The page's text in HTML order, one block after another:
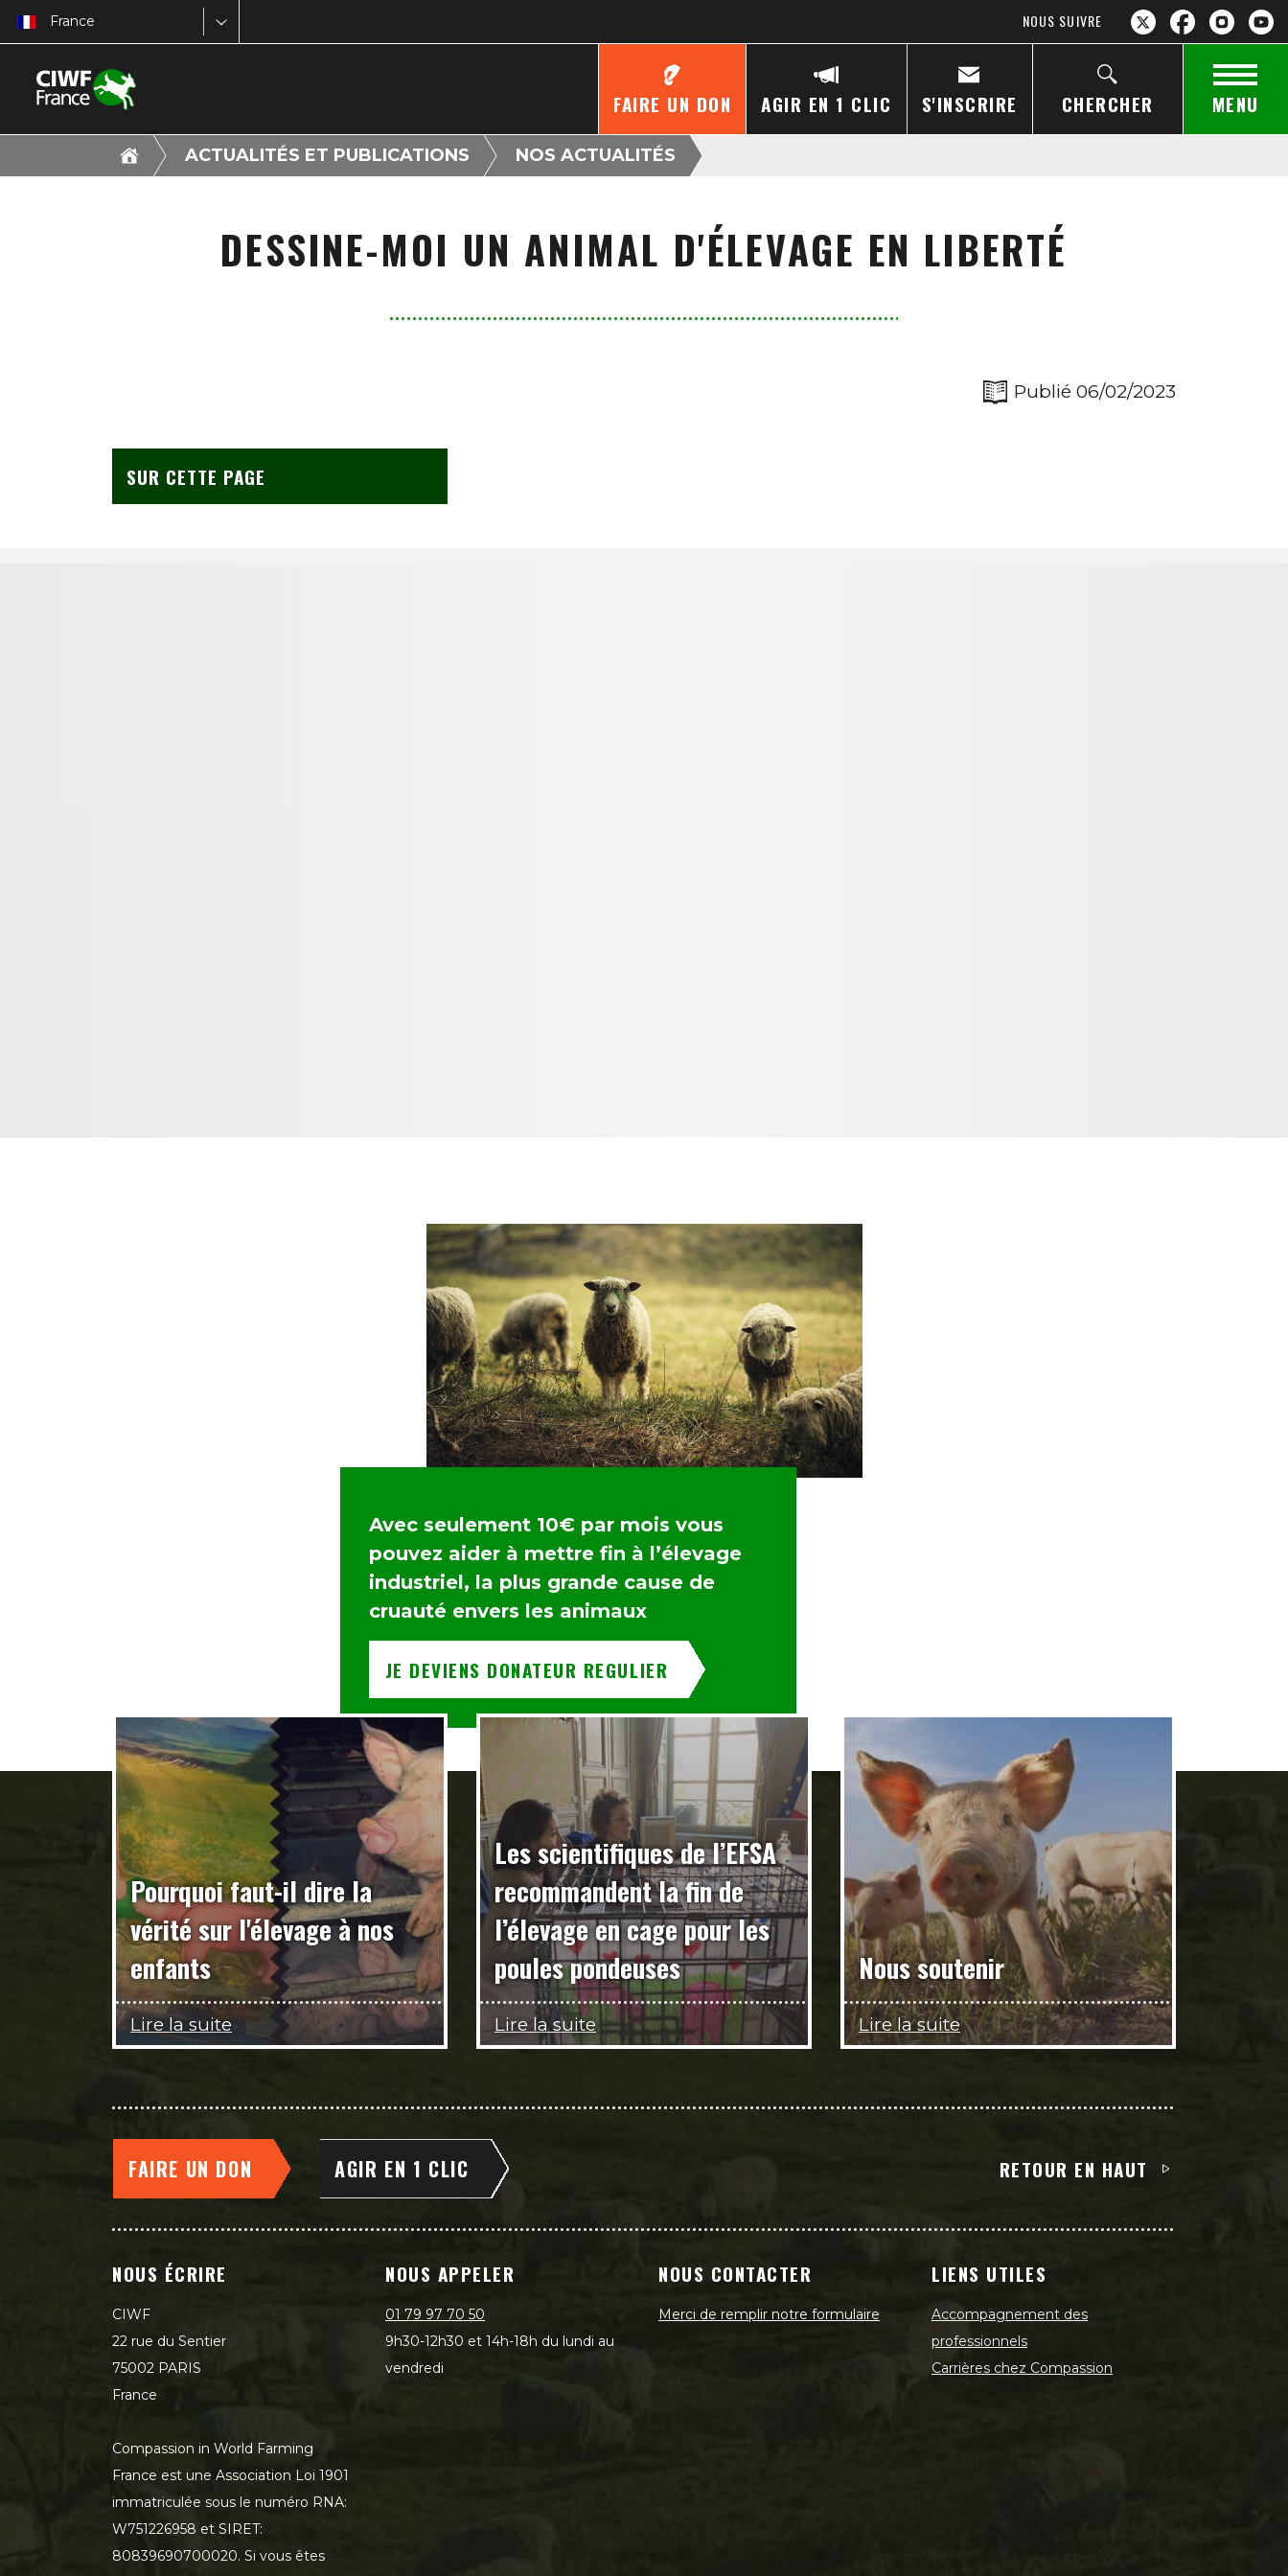
France NOUS SUIVRE
FAIRE UN DON AGIR EN 1 CLIC S'INSCRIRE CHERCHER MENU
ACTUALITÉS ET PUBLICATIONS NOS ACTUALITÉS
DESSINE-MOI UN ANIMAL D'ÉLEVAGE EN LIBERTÉ
Publié 06/02/2023
SUR CETTE PAGE
Avec seulement 10€ par mois vous
pouvez aider à mettre fin à l’élevage
industriel, la plus grande cause de
cruauté envers les animaux
JE DEVIENS DONATEUR REGULIER
Pourquoi faut-il dire la
vérité sur l'élevage à nos
enfants
Lire la suite
Les scientifiques de l’EFSA
recommandent la fin de
l’élevage en cage pour les
poules pondeuses
Lire la suite
Nous soutenir
Lire la suite
FAIRE UN DON AGIR EN 1 CLIC RETOUR EN HAUT
NOUS ÉCRIRE
CIWF
22 rue du Sentier
75002 PARIS
France
Compassion in World Farming
France est une Association Loi 1901
immatriculée sous le numéro RNA:
W751226958 et SIRET:
80839690700020. Si vous êtes
NOUS APPELER
01 79 97 70 50
9h30-12h30 et 14h-18h du lundi au
vendredi
NOUS CONTACTER
Merci de remplir notre formulaire
LIENS UTILES
Accompagnement des
professionnels
Carrières chez Compassion